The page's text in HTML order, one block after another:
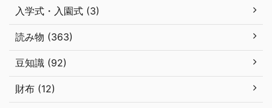
入学式・入園式 (3)
読み物 (363)
豆知識 (92)
財布 (12)